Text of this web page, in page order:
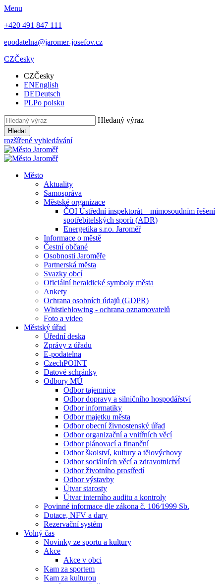
Menu
+420 491 847 111
epodatelna@jaromer-josefov.cz
CZČesky
CZČesky
ENEnglish
DEDeutsch
PLPo polsku
Hledaný výraz
Hledat
rozšířené vyhledávání
Město
Aktuality
Samospráva
Městské organizace
ČOI Ústřední inspektorát – mimosoudním řešení
spotřebitelských sporů (ADR)
Energetika s.r.o. Jaroměř
Informace o městě
Čestní občané
Osobnosti Jaroměře
Partnerská města
Svazky obcí
Oficiální heraldické symboly města
Ankety
Ochrana osobních údajů (GDPR)
Whistleblowing - ochrana oznamovatelů
Foto a video
Městský úřad
Úřední deska
Zprávy z úřadu
E-podatelna
CzechPOINT
Datové schránky
Odbory MÚ
Odbor tajemnice
Odbor dopravy a silničního hospodářství
Odbor informatiky
Odbor majetku města
Odbor obecní živnostenský úřad
Odbor organizační a vnitřních věcí
Odbor plánovací a finanční
Odbor školství, kultury a tělovýchovy
Odbor sociálních věcí a zdravotnictví
Odbor životního prostředí
Odbor výstavby
Útvar starosty
Útvar interního auditu a kontroly
Povinné informace dle zákona č. 106⁄1999 Sb.
Dotace, NFV a dary
Rezervační systém
Volný čas
Novinky ze sportu a kultury
Akce
Akce v obci
Kam za sportem
Kam za kulturou